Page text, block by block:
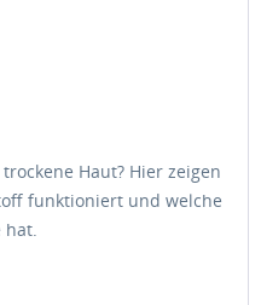
Haut? Hier zeigen
funktioniert und welche
hat.